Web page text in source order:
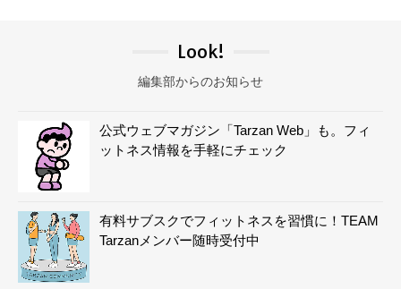
Look!
編集部からのお知らせ
公式ウェブマガジン「Tarzan Web」も。フィ
ットネス情報を手軽にチェック
有料サブスクでフィットネスを習慣に！TEAM
Tarzanメンバー随時受付中